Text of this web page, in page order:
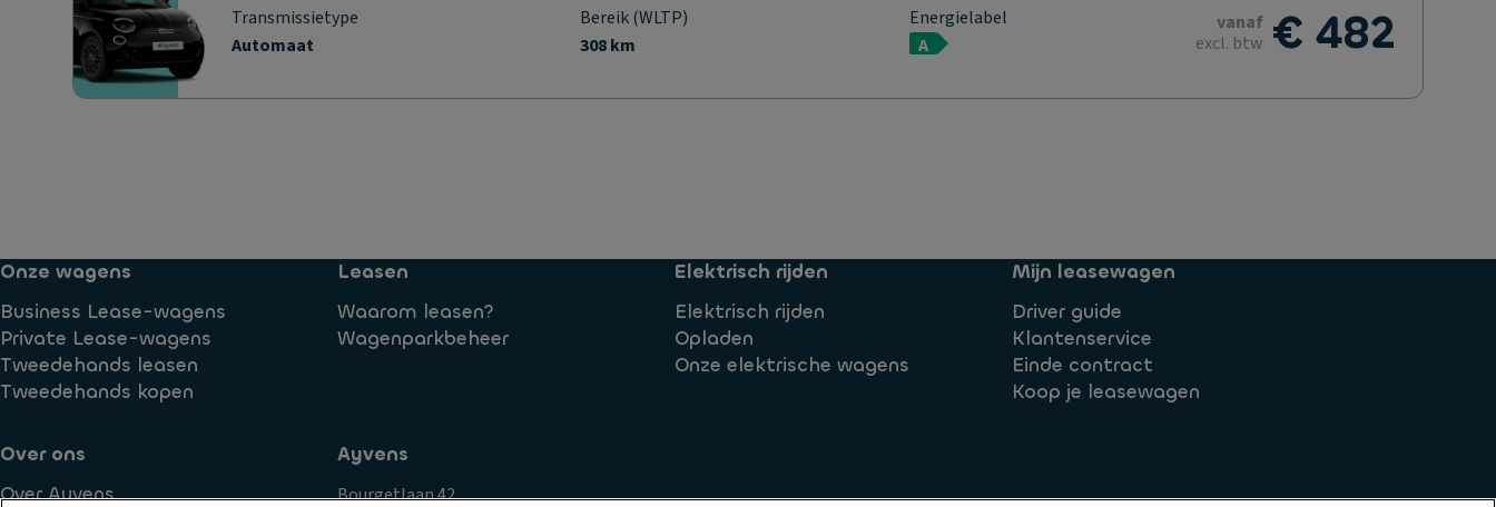
Transmissietype
Automaat
Bereik (WLTP)
308 km
Energielabel
A
€ 482
vanaf
excl. btw
Onze wagens
Business Lease-wagens
Private Lease-wagens
Tweedehands leasen
Tweedehands kopen
Leasen
Waarom leasen?
Wagenparkbeheer
Elektrisch rijden
Elektrisch rijden
Opladen
Onze elektrische wagens
Mijn leasewagen
Driver guide
Klantenservice
Einde contract
Koop je leasewagen
Over ons
Over Ayvens
Ayvens
Bourgetlaan 42